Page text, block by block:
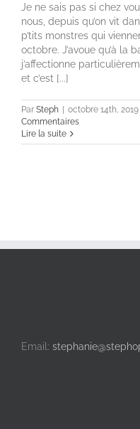
Je ne sais pas si chez
nous, depuis qu’on vit
p’tits monstres qui
octobre. J’avoue qu’à la
j’affectionne
et c’est [...]
Par Steph | octobre 14th, 2019
Commentaires
Lire la suite
Email: